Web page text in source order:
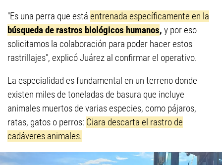
"Es una perra que está entrenada específicamente en la
búsqueda de rastros biológicos humanos, y por eso
solicitamos la colaboración para poder hacer estos
rastrillajes", explicó Juárez al confirmar el operativo.
La especialidad es fundamental en un terreno donde
existen miles de toneladas de basura que incluye
animales muertos de varias especies, como pájaros,
ratas, gatos o perros: Ciara descarta el rastro de
cadáveres animales.